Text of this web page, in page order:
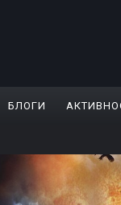
БЛОГИ